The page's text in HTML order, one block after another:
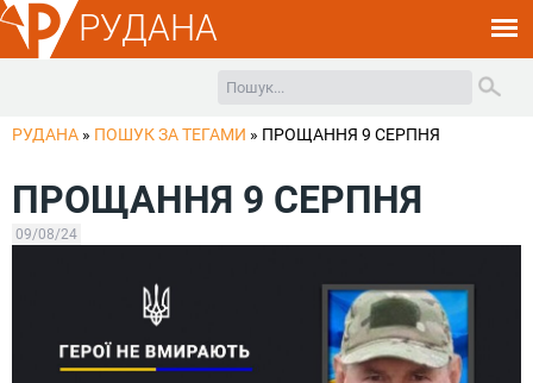
РУДАНА
РУДАНА » ПОШУК ЗА ТЕГАМИ » ПРОЩАННЯ 9 СЕРПНЯ
ПРОЩАННЯ 9 СЕРПНЯ
09/08/24